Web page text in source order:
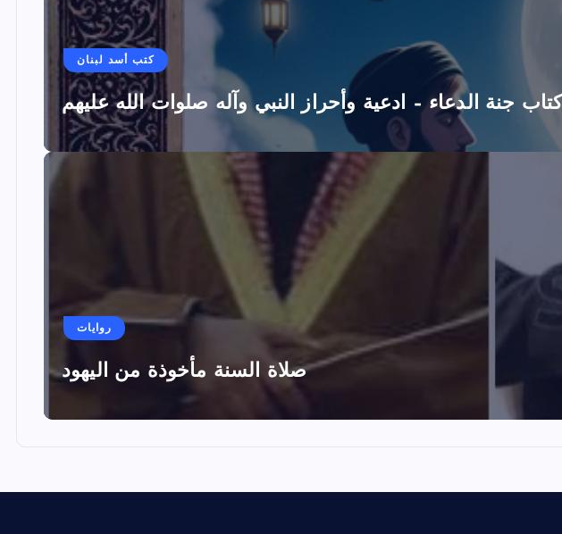
كتب أسد لبنان
كتاب جنة الدعاء – ادعية وأحراز النبي وآله صلوات الله عليهم
روايات
صلاة السنة مأخوذة من اليهود